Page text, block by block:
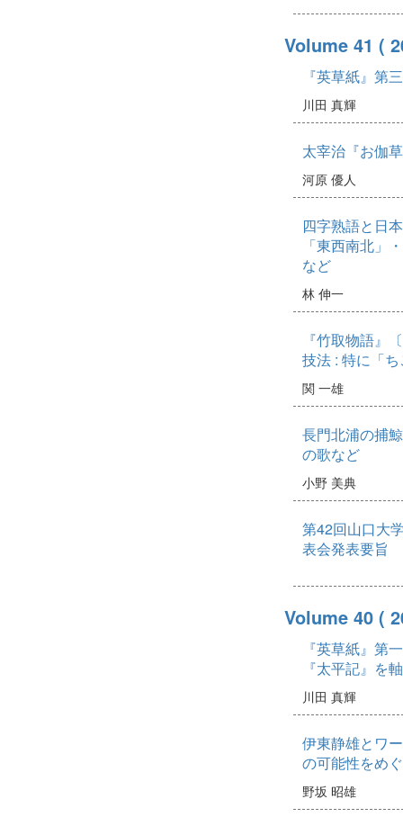
Volume 41 (
『英草紙』第
川田 真輝
太宰治『お伽
河原 優人
四字熟語と日
「東西南北」
など
林 伸一
『竹取物語』
技法 : 特に「
関 一雄
長門北浦の捕
の歌など
小野 美典
第42回山口大
表会発表要旨
Volume 40 (
『英草紙』第
『太平記』を
川田 真輝
伊東静雄とワ
の可能性をめ
野坂 昭雄